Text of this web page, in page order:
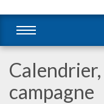
campagne